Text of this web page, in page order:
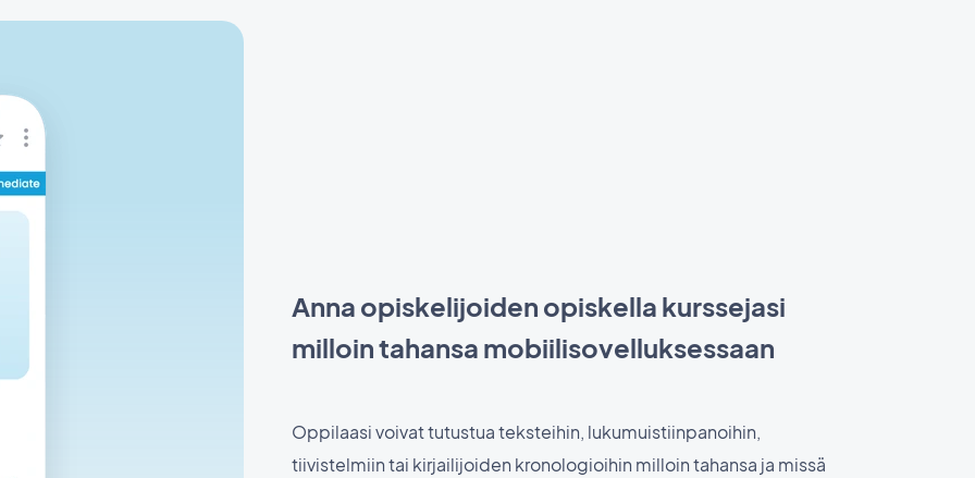
Anna opiskelijoiden opiskella kurssejasi
milloin tahansa mobiilisovelluksessaan
Oppilaasi voivat tutustua teksteihin, lukumuistiinpanoihin,
tiivistelmiin tai kirjailijoiden kronologioihin milloin tahansa ja missä